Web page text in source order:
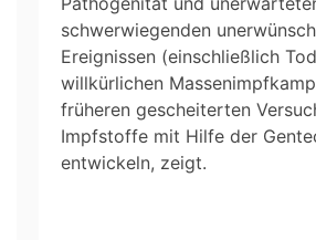
schwerwiegenden
Ereignissen (einschließlich
willkürlichen
früheren gescheiterten
Impfstoffe mit Hilfe der
entwickeln, zeigt.